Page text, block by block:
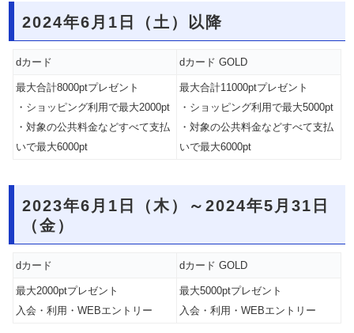
2024年6月1日（土）以降
dカード dカード GOLD
最大合計8000ptプレゼント
・ショッピング利用で最大2000pt
・対象の公共料金などすべて支払
いで最大6000pt
最大合計11000ptプレゼント
・ショッピング利用で最大5000pt
・対象の公共料金などすべて支払
いで最大6000pt
2023年6月1日（木）～2024年5月31日
（金）
dカード dカード GOLD
最大2000ptプレゼント
入会・利用・WEBエントリー
最大5000ptプレゼント
入会・利用・WEBエントリー